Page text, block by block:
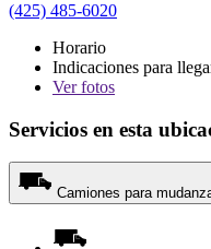
(425) 485-6020
Horario
Indicaciones para
Verfotos
Servicios en esta
Camiones para